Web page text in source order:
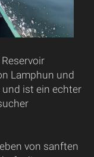
Lamphun und
ist ein echter
von sanften